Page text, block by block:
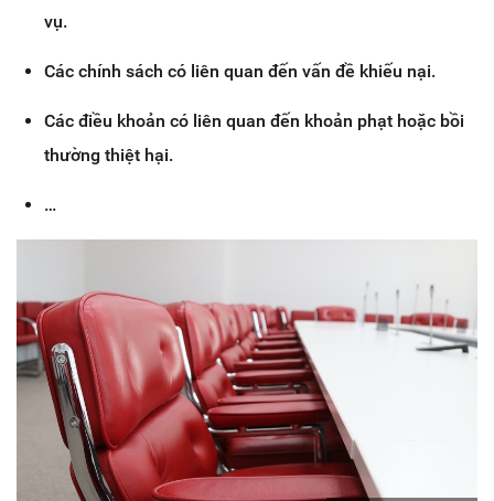
vụ.
Các chính sách có liên quan đến vấn đề khiếu nại.
Các điều khoản có liên quan đến khoản phạt hoặc bồi
thường thiệt hại.
…